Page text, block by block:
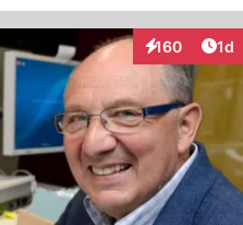
160
Interaktionen
1d